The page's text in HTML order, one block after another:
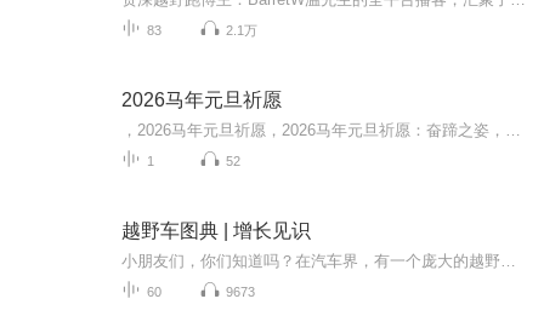
83 2.1万
2026马年元旦祈愿
1 52
越野车图典 | 增长见识
60 9673